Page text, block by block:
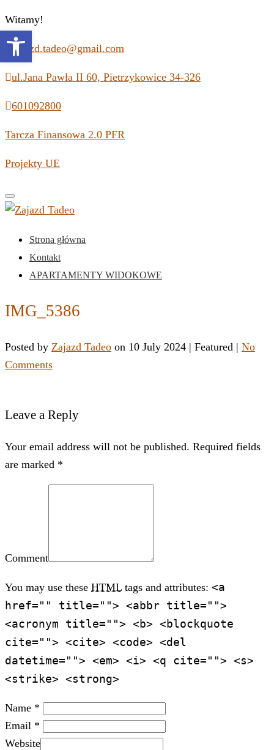
Witamy!
zajazd.tadeo@gmail.com
ul.Jana Pawła II 60, Pietrzykowice 34-326
601092800
Tarcza Finansowa 2.0 PFR
Projekty UE
Toggle
navigation
Strona główna
Kontakt
APARTAMENTY WIDOKOWE
IMG_5386
Posted by Zajazd Tadeo on 10 July 2024 | Featured | No
Comments
Leave a Reply
Your email address will not be published. Required fields
are marked *
Comment
You may use these HTML tags and attributes: <a
href="" title=""> <abbr title="">
<acronym title=""> <b> <blockquote
cite=""> <cite> <code> <del
datetime=""> <em> <i> <q cite=""> <s>
<strike> <strong>
Name *
Email *
Website
Open toolbar